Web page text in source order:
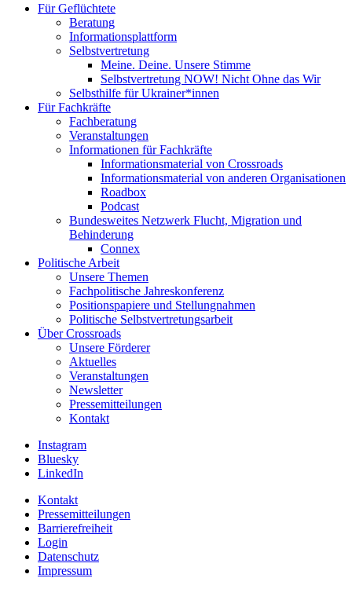
Für Geflüchtete
Beratung
Informationsplattform
Selbstvertretung
Meine. Deine. Unsere Stimme
Selbstvertretung NOW! Nicht Ohne das Wir
Selbsthilfe für Ukrainer*innen
Für Fachkräfte
Fachberatung
Veranstaltungen
Informationen für Fachkräfte
Informationsmaterial von Crossroads
Informationsmaterial von anderen Organisationen
Roadbox
Podcast
Bundesweites Netzwerk Flucht, Migration und
Behinderung
Connex
Politische Arbeit
Unsere Themen
Fachpolitische Jahreskonferenz
Positionspapiere und Stellungnahmen
Politische Selbstvertretungsarbeit
Über Crossroads
Unsere Förderer
Aktuelles
Veranstaltungen
Newsletter
Pressemitteilungen
Kontakt
Instagram
Bluesky
LinkedIn
Kontakt
Pressemitteilungen
Barrierefreiheit
Login
Datenschutz
Impressum